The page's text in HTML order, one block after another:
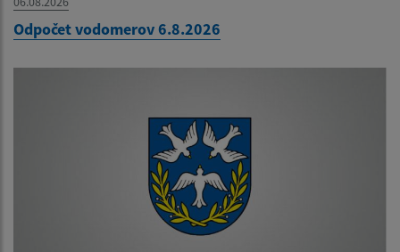
Odpočet vodomerov 6.8.2026